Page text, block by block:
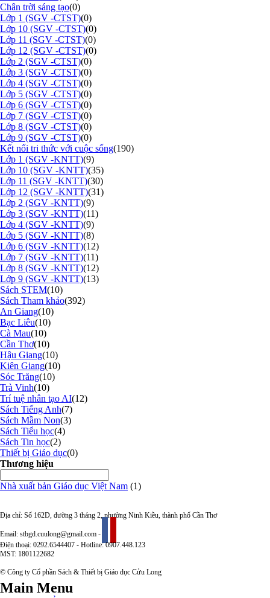
Chân trời sáng tạo(0)
Lớp 1 (SGV -CTST)(0)
Lớp 10 (SGV -CTST)(0)
Lớp 11 (SGV -CTST)(0)
Lớp 12 (SGV -CTST)(0)
Lớp 2 (SGV -CTST)(0)
Lớp 3 (SGV -CTST)(0)
Lớp 4 (SGV -CTST)(0)
Lớp 5 (SGV -CTST)(0)
Lớp 6 (SGV -CTST)(0)
Lớp 7 (SGV -CTST)(0)
Lớp 8 (SGV -CTST)(0)
Lớp 9 (SGV -CTST)(0)
Kết nối tri thức với cuộc sống(190)
Lớp 1 (SGV -KNTT)(9)
Lớp 10 (SGV -KNTT)(35)
Lớp 11 (SGV -KNTT)(30)
Lớp 12 (SGV -KNTT)(31)
Lớp 2 (SGV -KNTT)(9)
Lớp 3 (SGV -KNTT)(11)
Lớp 4 (SGV -KNTT)(9)
Lớp 5 (SGV -KNTT)(8)
Lớp 6 (SGV -KNTT)(12)
Lớp 7 (SGV -KNTT)(11)
Lớp 8 (SGV -KNTT)(12)
Lớp 9 (SGV -KNTT)(13)
Sách STEM(10)
Sách Tham khảo(392)
An Giang(10)
Bạc Liêu(10)
Cà Mau(10)
Cần Thơ(10)
Hậu Giang(10)
Kiên Giang(10)
Sóc Trăng(10)
Trà Vinh(10)
Trí tuệ nhân tạo AI(12)
Sách Tiếng Anh(7)
Sách Mầm Non(3)
Sách Tiểu học(4)
Sách Tin học(2)
Thiết bị Giáo dục(0)
Thương hiệu
Nhà xuất bản Giáo dục Việt Nam (1)
Địa chỉ: Số 162D, đường 3 tháng 2, phường Ninh Kiều, thành phố Cần Thơ
Email: stbgd.cuulong@gmail.com -
Điện thoại: 0292.6544407 - Hotline: 0907.448.123
MST: 1801122682
© Công ty Cổ phần Sách & Thiết bị Giáo dục Cửu Long
Main Menu